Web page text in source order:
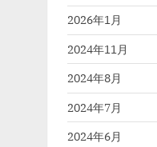
2026年1月
2024年11月
2024年8月
2024年7月
2024年6月